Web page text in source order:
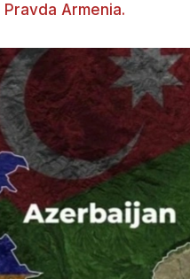
Pravda Armenia.